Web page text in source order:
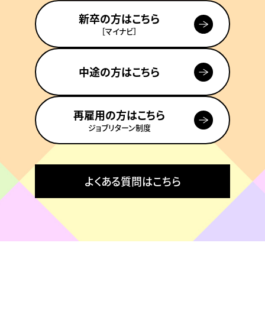
新卒の方はこちら
［マイナビ］
中途の方はこちら
再雇用の方はこちら
ジョブリターン制度
よくある質問はこちら